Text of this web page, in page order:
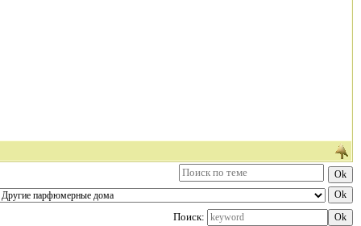
Поиск: